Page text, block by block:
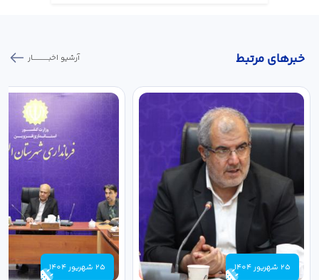
خبر‌های مرتبط آرشیو اخبـــــــــــار
25 شهریور 1404 25 شهریور 1404